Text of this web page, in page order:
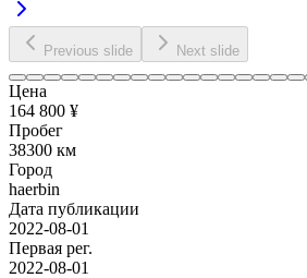
Previous slide Next slide
Цена
164 800 ¥
Пробег
38300 км
Город
haerbin
Дата публикации
2022-08-01
Первая рег.
2022-08-01